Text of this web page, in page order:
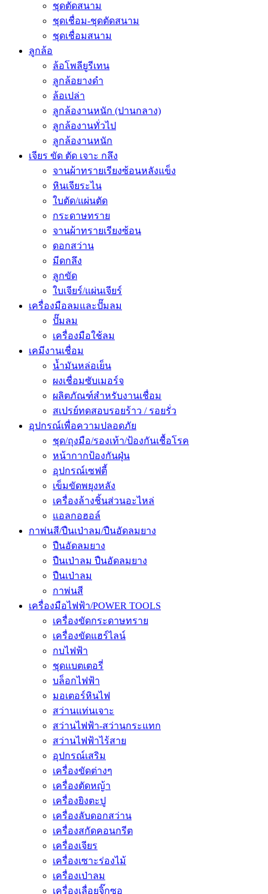
ชุดตัดสนาม
ชุดเชื่อม-ชุดตัดสนาม
ชุดเชื่อมสนาม
ลูกล้อ
ล้อโพลียูรีเทน
ลูกล้อยางดำ
ล้อเปล่า
ลูกล้องานหนัก (ปานกลาง)
ลูกล้องานทั่วไป
ลูกล้องานหนัก
เจียร ขัด ตัด เจาะ กลึง
จานผ้าทรายเรียงซ้อนหลังแข็ง
หินเจียระไน
ใบตัด/แผ่นตัด
กระดาษทราย
จานผ้าทรายเรียงซ้อน
ดอกสว่าน
มีดกลึง
ลูกขัด
ใบเจียร์/แผ่นเจียร์
เครื่องมือลมและปั๊มลม
ปั๊มลม
เครื่องมือใช้ลม
เคมีงานเชื่อม
น้ำมันหล่อเย็น
ผงเชื่อมซับเมอร์จ
ผลิตภัณฑ์สำหรับงานเชื่อม
สเปรย์ทดสอบรอยร้าว / รอยรั่ว
อุปกรณ์เพื่อความปลอดภัย
ชุด/ถุงมือ/รองเท้า/ป้องกันเชื้อโรค
หน้ากากป้องกันฝุ่น
อุปกรณ์เซฟตี้
เข็มขัดพยุงหลัง
เครื่องล้างชิ้นส่วนอะไหล่
แอลกอฮอล์
กาพ่นสี/ปืนเป่าลม/ปืนอัดลมยาง
ปืนอัดลมยาง
ปืนเป่าลม ปืนอัดลมยาง
ปืนเป่าลม
กาพ่นสี
เครื่องมือไฟฟ้า/POWER TOOLS
เครื่องขัดกระดาษทราย
เครื่องขัดแฮร์ไลน์
กบไฟฟ้า
ชุดแบตเตอรี่
บล็อกไฟฟ้า
มอเตอร์หินไฟ
สว่านแท่นเจาะ
สว่านไฟฟ้า-สว่านกระแทก
สว่านไฟฟ้าไร้สาย
อุปกรณ์เสริม
เครื่องขัดต่างๆ
เครื่องตัดหญ้า
เครื่องยิงตะปู
เครื่องลับดอกสว่าน
เครื่องสกัดคอนกรีต
เครื่องเจียร
เครื่องเซาะร่องไม้
เครื่องเป่าลม
เครื่องเลื่อยจิ๊กซอ